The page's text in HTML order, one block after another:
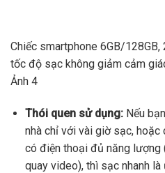
Chiếc smartphone 6GB/128GB,
tốc độ sạc không giảm cảm
Ảnh 4
Thói quen sử dụng:Nếu
nhà chỉ với vài giờ sạc,
có điện thoại đủ năng lượng
quay video), thì sạc nhanh là